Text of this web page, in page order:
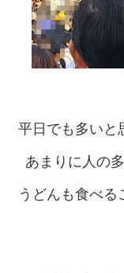
平日でも多いと
あまりに人の
うどんも食べ